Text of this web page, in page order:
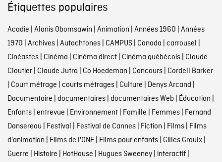
Étiquettes populaires
Acadie Alanis Obomsawin Animation Années 1960 Années
1970 Archives| Autochtones| CAMPUS| Canada carrousel
Cinéastes| Cinéma Cinéma direct| Cinéma québécois| Claude
Cloutier| Claude Jutra Co Hoedeman Concours| Cordell Barker
Court métrage courts métrages| Culture Denys Arcand
Documentaire documentaires| documentaires Web Éducation
Enfants| entrevue Environnement| Famille Femmes| Fernand
Dansereau Festival Festival de Cannes| Fiction Films| Films
d'animation Films de l'ONF| Films pour enfants| Gilles Groulx|
Guerre Histoire HotHouse Hugues Sweeney| interactif|